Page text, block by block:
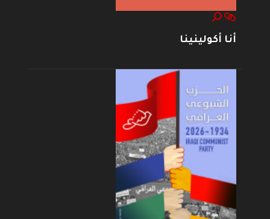
أنا أكولينينا